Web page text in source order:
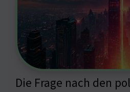
Die Frage nach den